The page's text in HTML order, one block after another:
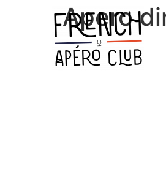
Apero